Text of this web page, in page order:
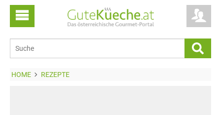
HOME REZEPTE